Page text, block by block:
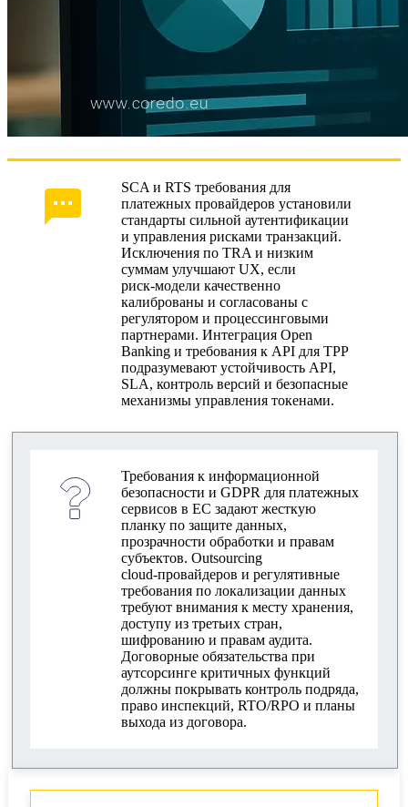
SCA и RTS требования для
платежных провайдеров установили
стандарты сильной аутентификации
и управления рисками транзакций.
Исключения по TRA и низким
суммам улучшают UX, если
риск‑модели качественно
калиброваны и согласованы с
регулятором и процессинговыми
партнерами. Интеграция Open
Banking и требования к API для TPP
подразумевают устойчивость API,
SLA, контроль версий и безопасные
механизмы управления токенами.
Требования к информационной
безопасности и GDPR для платежных
сервисов в ЕС задают жесткую
планку по защите данных,
прозрачности обработки и правам
субъектов. Outsourcing
cloud‑провайдеров и регулятивные
требования по локализации данных
требуют внимания к месту хранения,
доступу из третьих стран,
шифрованию и правам аудита.
Договорные обязательства при
аутсорсинге критичных функций
должны покрывать контроль подряда,
право инспекций, RTO/RPO и планы
выхода из договора.